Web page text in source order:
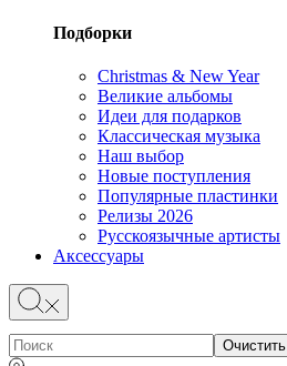
Подборки
Christmas & New Year
Великие альбомы
Идеи для подарков
Классическая музыка
Наш выбор
Новые поступления
Популярные пластинки
Релизы 2026
Русскоязычные артисты
Аксессуары
Очистить